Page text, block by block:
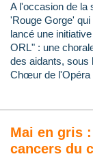
A l'occasion de la
'Rouge Gorge'
lancé une
ORL" : une
des aidants, sous
Chœur de l'Opéra
Mai en gris
cancers du